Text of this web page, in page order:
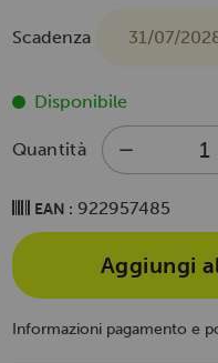
Scadenza 31/07/
Disponibile
Quantità
EAN : 922957485
Aggiungi
Informazioni pagamento e